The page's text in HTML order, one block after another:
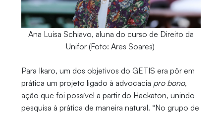
Ana Luisa Schiavo, aluna do curso de Direito da
Unifor (Foto: Ares Soares)
Para Ikaro, um dos objetivos do GETIS era pôr em
prática um projeto ligado à advocacia pro bono,
ação que foi possível a partir do Hackaton, unindo
pesquisa à prática de maneira natural. “No grupo de